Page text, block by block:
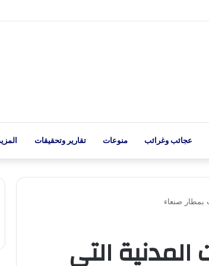
عجائب وغرائب منوعات تقارير وتحقيقات
بمطار صنعاء
التي